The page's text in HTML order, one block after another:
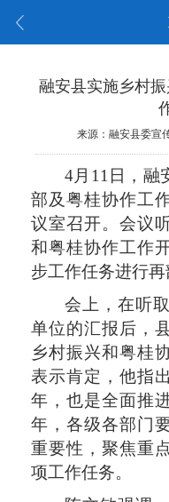
融安县实施乡村
来源：融安县委宣
4月11日，融
部及粤桂协作工
议室召开。会议
和粤桂协作工作
步工作任务进行再
会上，在听
单位的汇报后，
乡村振兴和粤桂
表示肯定，他指
年，也是全面推
年，各级各部门
重要性，聚焦重
项工作任务。